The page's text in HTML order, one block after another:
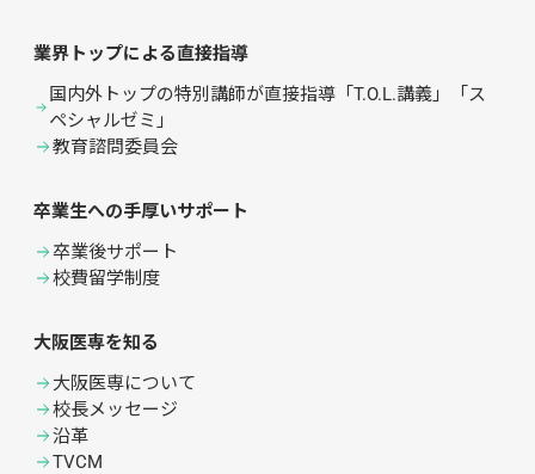
業界トップによる直接指導
国内外トップの特別講師が直接指導「T.O.L.講義」「ス
ペシャルゼミ」
教育諮問委員会
卒業生への手厚いサポート
卒業後サポート
校費留学制度
大阪医専を知る
大阪医専について
校長メッセージ
沿革
TVCM